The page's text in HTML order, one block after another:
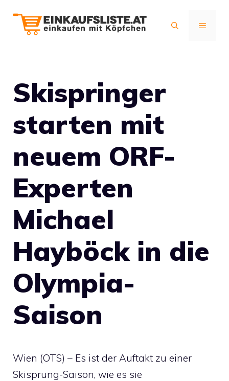
Inhalt
MENÜ
Skispringer
starten mit
neuem ORF-
Experten
Michael
Hayböck in die
Olympia-
Saison
Wien (OTS) – Es ist der Auftakt zu einer
Skisprung-Saison, wie es sie